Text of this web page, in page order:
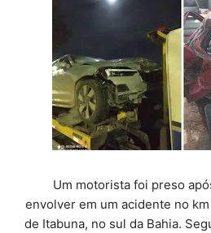
Um motorista foi preso
envolver em um acidente no
de Itabuna, no sul da Bahia.